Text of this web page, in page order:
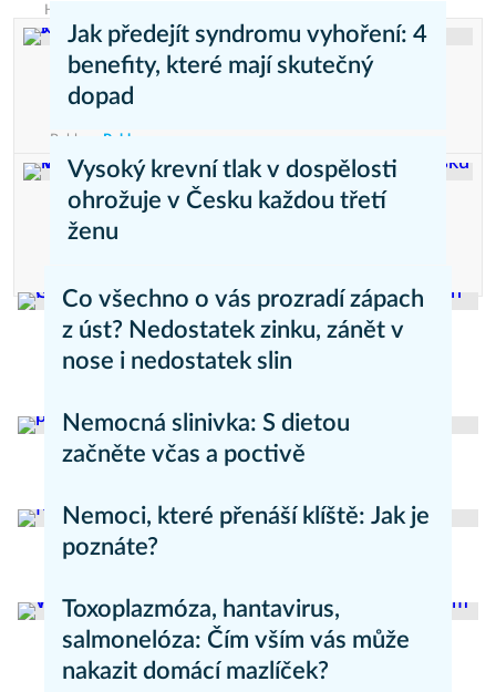
Helena Míková
Jak předejít syndromu vyhoření: 4
benefity, které mají skutečný
dopad
Reklama Reklama
Vysoký krevní tlak v dospělosti
ohrožuje v Česku každou třetí
ženu
Co všechno o vás prozradí zápach
z úst? Nedostatek zinku, zánět v
nose i nedostatek slin
Nemocná slinivka: S dietou
začněte včas a poctivě
Nemoci, které přenáší klíště: Jak je
poznáte?
Toxoplazmóza, hantavirus,
salmonelóza: Čím vším vás může
nakazit domácí mazlíček?